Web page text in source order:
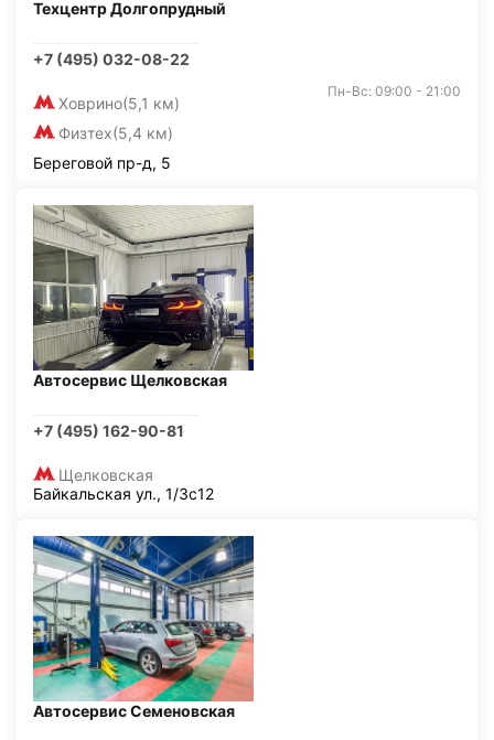
Техцентр Долгопрудный
+7 (495) 032-08-22
Ховрино(5,1 км)
Физтех(5,4 км)
Пн-Вс: 09:00 - 21:00
Береговой пр-д, 5
Автосервис Щелковская
+7 (495) 162-90-81
Щелковская
Байкальская ул., 1/3с12
Автосервис Семеновская